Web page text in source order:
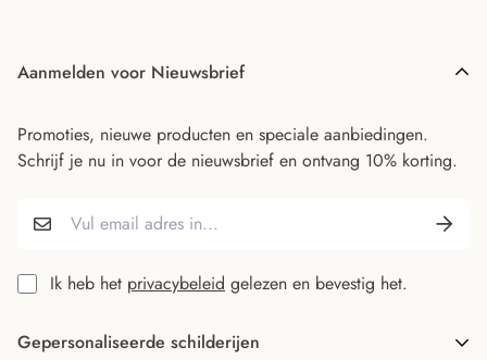
Gepersonaliseerde schilderijen
Aanmelden voor Nieuwsbrief
Promoties, nieuwe producten en speciale aanbiedingen.
Schrijf je nu in voor de nieuwsbrief en ontvang 10% korting.
Ik heb het privacybeleid gelezen en bevestig het.